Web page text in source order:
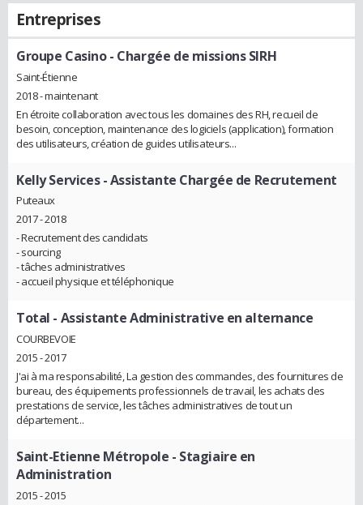
Entreprises
Groupe Casino- Chargée de missions SIRH
Saint-Étienne
2018 - maintenant
En étroite collaboration avec tous les domaines des RH, recueil de
besoin, conception, maintenance des logiciels (application), formation
des utilisateurs, création de guides utilisateurs...
Kelly Services- Assistante Chargée de Recrutement
Puteaux
2017 - 2018
- Recrutement des candidats
- sourcing
- tâches administratives
- accueil physique et téléphonique
Total - Assistante Administrative en alternance
COURBEVOIE
2015 - 2017
J'ai à ma responsabilité, La gestion des commandes, des fournitures de
bureau, des équipements professionnels de travail, les achats des
prestations de service, les tâches administratives de tout un
département...
Saint-Etienne Métropole - Stagiaire en
Administration
2015 - 2015